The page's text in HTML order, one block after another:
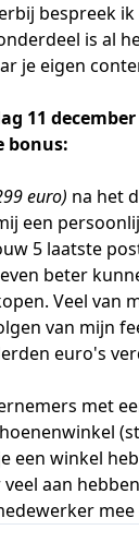
bespreek ik
is al
je eigen
11
bonus:
euro) na het
een
5 laatste
beter
Veel van
van mijn
euro's
met
een winkel
aan
mee